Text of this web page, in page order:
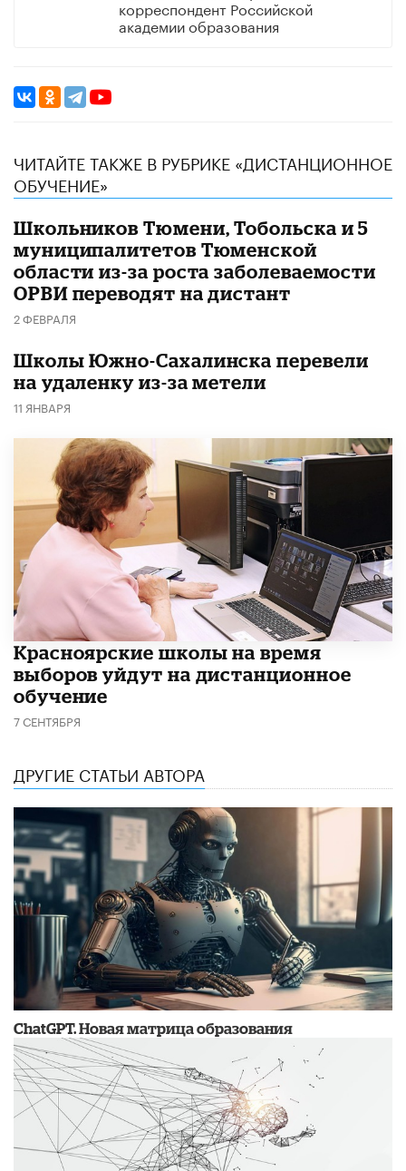
корреспондент Российской
академии образования
ЧИТАЙТЕ ТАКЖЕ В РУБРИКЕ «ДИСТАНЦИОННОЕ
ОБУЧЕНИЕ»
Школьников Тюмени, Тобольска и 5
муниципалитетов Тюменской
области из-за роста заболеваемости
ОРВИ переводят на дистант
2 ФЕВРАЛЯ
Школы Южно-Сахалинска перевели
на удаленку из-за метели
11 ЯНВАРЯ
Красноярские школы на время
выборов уйдут на дистанционное
обучение
7 СЕНТЯБРЯ
ДРУГИЕ СТАТЬИ АВТОРА
ChatGPТ. Новая матрица образования